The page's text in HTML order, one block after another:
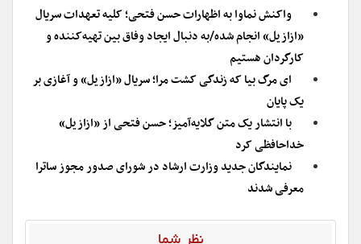
واکنش نماوا به اظهارات حسن فتحی؛ کلیه تعهدات سریال
«ازازیل» انجام شده/به دنبال ایجاد وفاق بین تهیه‌کننده و
کارگردان هستیم
ای مرگ بیا که زندگی کشت مرا؛ سریال «ازازیل» و آغازی بر
یک پایان
با انتشار یک متن گلایه‌آمیز؛ حسن فتحی از «ازازیل»
خداحافظی کرد
نمایندگان جدید وزارت ارشاد در شورای صدور مجوز ساترا
معرفی شدند